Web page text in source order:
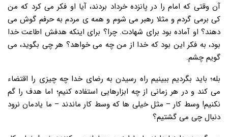
آن وقتی که امام را در پانزده خرداد بردند، آیا او فکر می کرد که من
کی برمی گردم و مثلا رهبر می شوم و همه ی مردم به حرفم گوش می
دهند؟ او آماده بود برای شهادت. چرا؟ برای اینکه هدفش اطاعت خدا
بود، به فکر این بود که خدا از من چه می خواهد؟ هر چی بگوید، می
گویم چشم.
بله؛ باید بگردیم ببینیم راه رسیدن به رضای خدا چه چیزی را اقتضاء
می کند و در هر زمانی از چه ابزارهایی استفاده کنیم؛ اما هدف را گم
نکنیم! وسط کار – مثل خیلی ها که وسط کار ماندند – ما یادمان نرود
دنبال چی می گشتیم؟